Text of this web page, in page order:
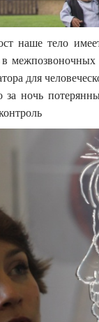
наше тело
для
за ночь